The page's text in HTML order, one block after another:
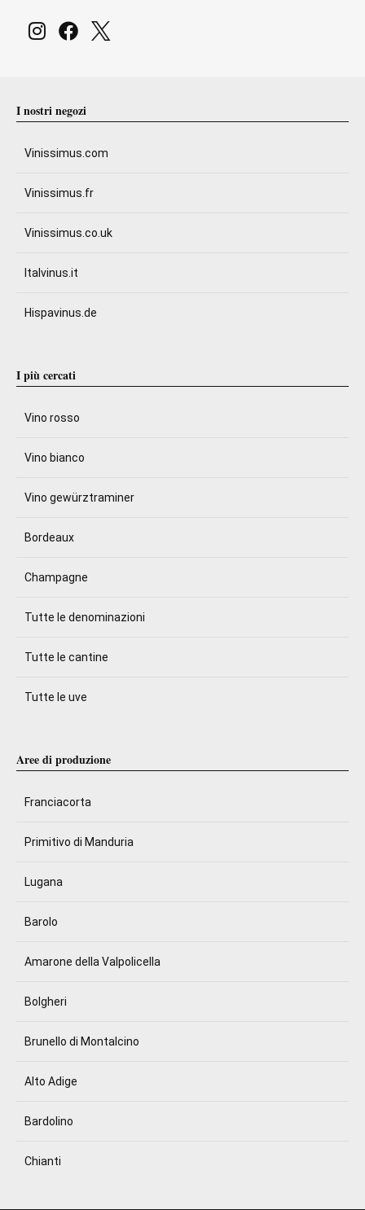
I nostri negozi
Vinissimus.com
Vinissimus.fr
Vinissimus.co.uk
Italvinus.it
Hispavinus.de
I più cercati
Vino rosso
Vino bianco
Vino gewürztraminer
Bordeaux
Champagne
Tutte le denominazioni
Tutte le cantine
Tutte le uve
Aree di produzione
Franciacorta
Primitivo di Manduria
Lugana
Barolo
Amarone della Valpolicella
Bolgheri
Brunello di Montalcino
Alto Adige
Bardolino
Chianti